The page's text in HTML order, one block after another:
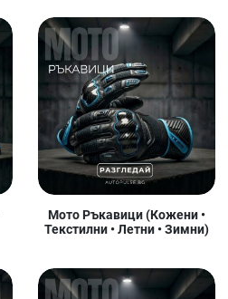
Мото Ръкавици (Кожени •
Текстилни • Летни • Зимни)